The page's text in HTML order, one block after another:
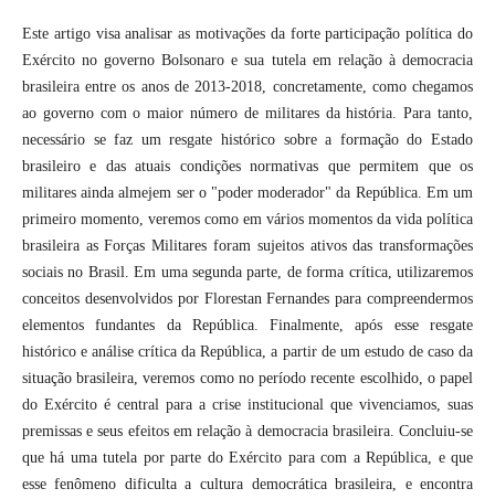
Este artigo visa analisar as motivações da forte participação política do
Exército no governo Bolsonaro e sua tutela em relação à democracia
brasileira entre os anos de 2013-2018, concretamente, como chegamos
ao governo com o maior número de militares da história. Para tanto,
necessário se faz um resgate histórico sobre a formação do Estado
brasileiro e das atuais condições normativas que permitem que os
militares ainda almejem ser o "poder moderador" da República. Em um
primeiro momento, veremos como em vários momentos da vida política
brasileira as Forças Militares foram sujeitos ativos das transformações
sociais no Brasil. Em uma segunda parte, de forma crítica, utilizaremos
conceitos desenvolvidos por Florestan Fernandes para compreendermos
elementos fundantes da República. Finalmente, após esse resgate
histórico e análise crítica da República, a partir de um estudo de caso da
situação brasileira, veremos como no período recente escolhido, o papel
do Exército é central para a crise institucional que vivenciamos, suas
premissas e seus efeitos em relação à democracia brasileira. Concluiu-se
que há uma tutela por parte do Exército para com a República, e que
esse fenômeno dificulta a cultura democrática brasileira, e encontra